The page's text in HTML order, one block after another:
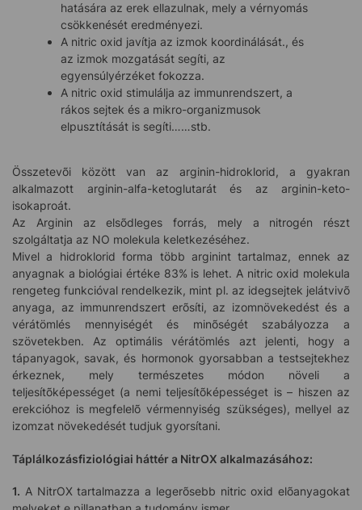
hatására az erek ellazulnak, mely a vérnyomás
csökkenését eredményezi.
A nitric oxid javítja az izmok koordinálását., és
az izmok mozgatását segíti, az
egyensúlyérzéket fokozza.
A nitric oxid stimulálja az immunrendszert, a
rákos sejtek és a mikro-organizmusok
elpusztítását is segíti……stb.
Összetevõi között van az arginin-hidroklorid, a gyakran
alkalmazott arginin-alfa-ketoglutarát és az arginin-keto-
isokaproát.
Az Arginin az elsõdleges forrás, mely a nitrogén részt
szolgáltatja az NO molekula keletkezéséhez.
Mivel a hidroklorid forma több arginint tartalmaz, ennek az
anyagnak a biológiai értéke 83% is lehet. A nitric oxid molekula
rengeteg funkcióval rendelkezik, mint pl. az idegsejtek jelátvivõ
anyaga, az immunrendszert erõsíti, az izomnövekedést és a
vérátömlés mennyiségét és minõségét szabályozza a
szövetekben. Az optimális vérátömlés azt jelenti, hogy a
tápanyagok, savak, és hormonok gyorsabban a testsejtekhez
érkeznek, mely természetes módon növeli a
teljesítõképességet (a nemi teljesítõképességet is – hiszen az
erekcióhoz is megfelelõ vérmennyiség szükséges), mellyel az
izomzat növekedését tudjuk gyorsítani.
Táplálkozásfiziológiai háttér a NitrOX alkalmazásához:
1. A NitrOX tartalmazza a legerõsebb nitric oxid elõanyagokat